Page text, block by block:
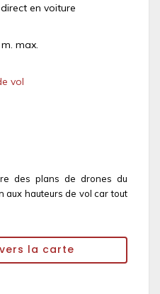
en voiture
max.
vol
des plans de drones du
aux hauteurs de vol car tout
la carte